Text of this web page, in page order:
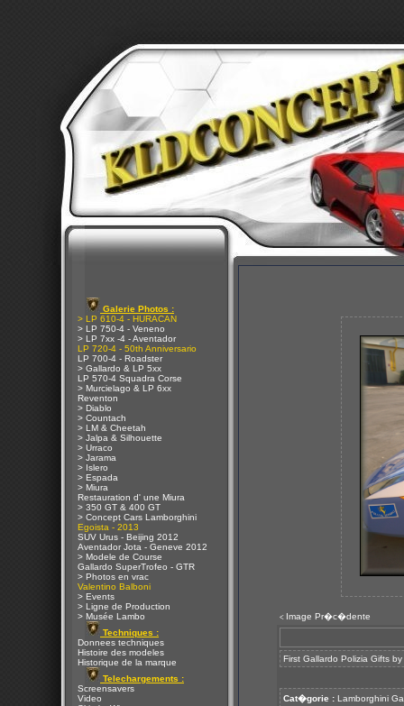
Galerie Photos :
> LP 610-4 - HURACAN
> LP 750-4 - Veneno
> LP 7xx -4 - Aventador
LP 720-4 - 50th Anniversario
LP 700-4 - Roadster
> Gallardo & LP 5xx
LP 570-4 Squadra Corse
> Murcielago & LP 6xx
Reventon
> Diablo
> Countach
> LM & Cheetah
> Jalpa & Silhouette
> Urraco
> Jarama
> Islero
> Espada
> Miura
Restauration d' une Miura
> 350 GT & 400 GT
> Concept Cars Lamborghini
Egoista - 2013
SUV Urus - Beijing 2012
Aventador Jota - Geneve 2012
> Modele de Course
Gallardo SuperTrofeo - GTR
> Photos en vrac
Valentino Balboni
> Events
> Ligne de Production
> Musée Lambo
Techniques :
Donnees techniques
Histoire des modeles
Historique de la marque
Telechargements :
Screensavers
Video
< Image Pr�c�dente
First Gallardo Polizia Gifts
Cat�gorie : Lamborghini